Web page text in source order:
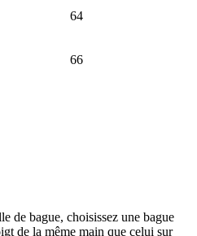
64
66
de bague, choisissez une bague
de la même main que celui sur